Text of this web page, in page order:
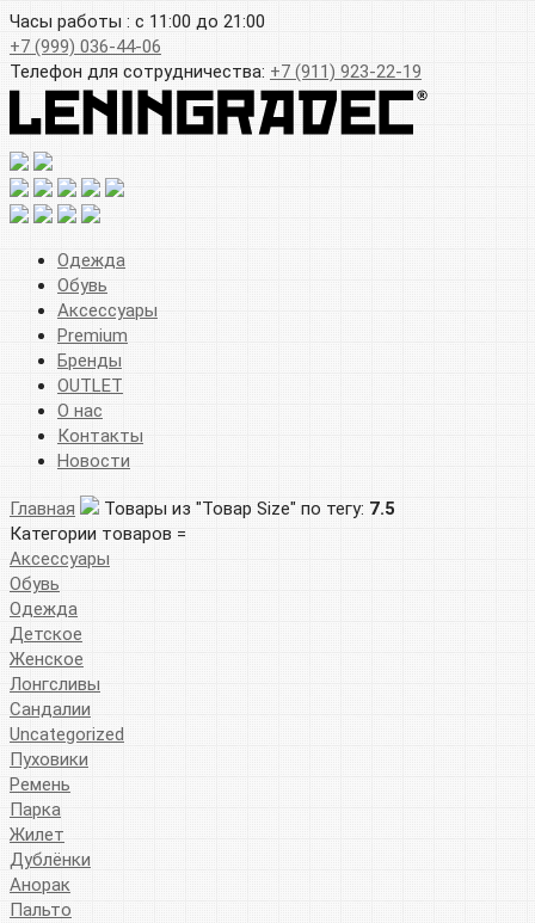
Часы работы : с 11:00 до 21:00
+7 (999) 036-44-06
Телефон для сотрудничества: +7 (911) 923-22-19
Одежда
Обувь
Аксессуары
Premium
Бренды
OUTLET
О нас
Контакты
Новости
Главная Товары из "Товар Size" по тегу: 7.5
Категории товаров =
Аксессуары
Обувь
Одежда
Детское
Женское
Лонгсливы
Сандалии
Uncategorized
Пуховики
Ремень
Парка
Жилет
Дублёнки
Анорак
Пальто